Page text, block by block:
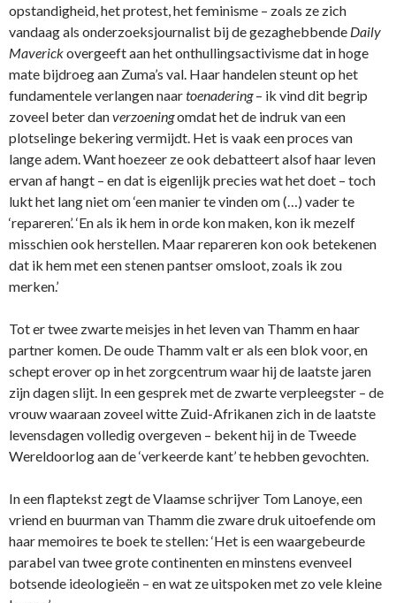
opstandigheid, het protest, het feminisme – zoals ze zich
vandaag als onderzoeksjournalist bij de gezaghebbende Daily
Maverickovergeeft aan het onthullingsactivisme dat in hoge
mate bijdroeg aan Zuma’s val. Haar handelen steunt op het
fundamentele verlangen naartoenadering– ik vind dit begrip
zoveel beter danverzoeningomdat het de indruk van een
plotselinge bekering vermijdt. Het is vaak een proces van
lange adem. Want hoezeer ze ook debatteert alsof haar leven
ervan af hangt – en dat is eigenlijk precies wat het doet – toch
lukt het lang niet om ‘een manier te vinden om (…) vader te
‘repareren’. ‘En als ik hem in orde kon maken, kon ik mezelf
misschien ook herstellen. Maar repareren kon ook betekenen
dat ik hem met een stenen pantser omsloot, zoals ik zou
merken.’
Tot er twee zwarte meisjes in het leven van Thamm en haar
partner komen. De oude Thamm valt er als een blok voor, en
schept erover op in het zorgcentrum waar hij de laatste jaren
zijn dagen slijt. In een gesprek met de zwarte verpleegster – de
vrouw waaraan zoveel witte Zuid-Afrikanen zich in de laatste
levensdagen volledig overgeven – bekent hij in de Tweede
Wereldoorlog aan de ‘verkeerde kant’ te hebben gevochten.
In een flaptekst zegt de Vlaamse schrijver Tom Lanoye, een
vriend en buurman van Thamm die zware druk uitoefende om
haar memoires te boek te stellen: ‘Het is een waargebeurde
parabel van twee grote continenten en minstens evenveel
botsende ideologieën – en wat ze uitspoken met zo vele kleine